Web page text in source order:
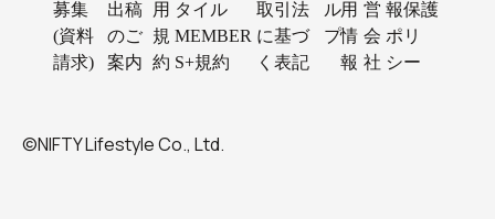
募集
(資料
請求)
出稿
のご
案内
用
規
約
タイル
MEMBER
S+規約
取引法
に基づ
く表記
ル
プ
用
情
報
営
会
社
報保護
ポリ
シー
©NIFTY Lifestyle Co., Ltd.